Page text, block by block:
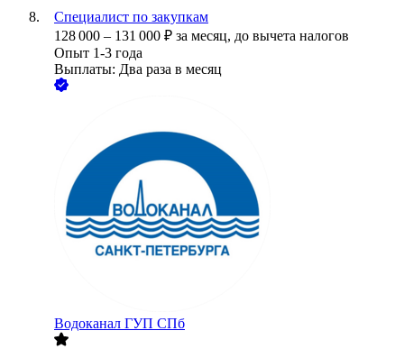
Специалист по закупкам
128 000 – 131 000 ₽ за месяц, до вычета налогов
Опыт 1-3 года
Выплаты: Два раза в месяц
Водоканал ГУП СПб